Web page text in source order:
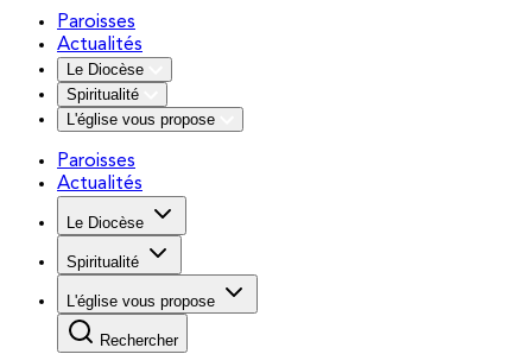
Paroisses
Actualités
Le Diocèse
Spiritualité
L'église vous propose
Paroisses
Actualités
Le Diocèse
Spiritualité
L'église vous propose
Rechercher